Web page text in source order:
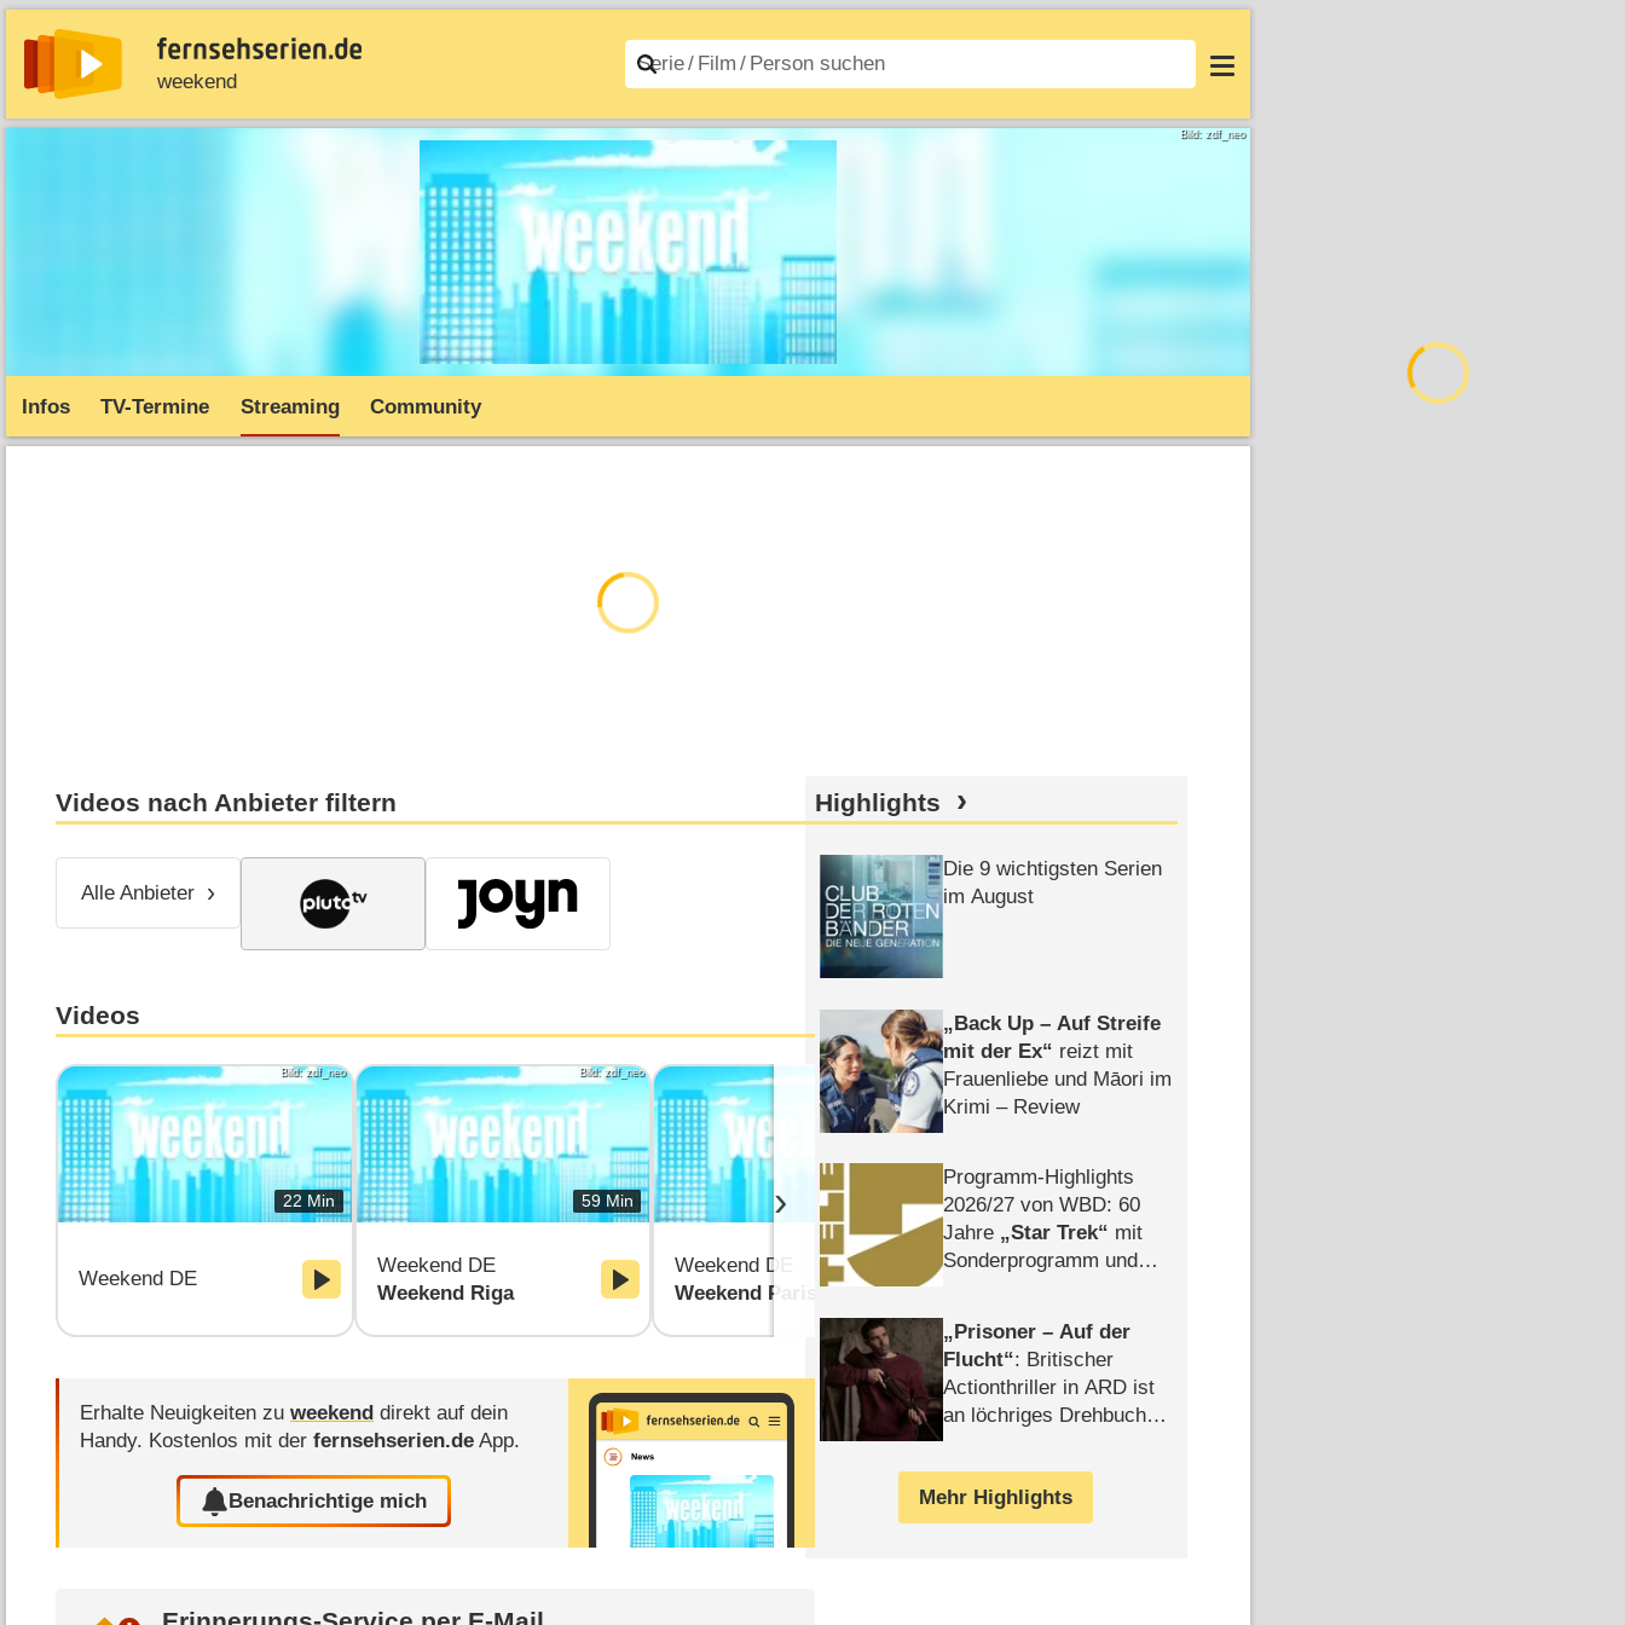
weekend
News Entdecken Streaming Filme A–Z Login
Bild: zdf_neo
Infos TV-Termine Streaming Community
Videos nach Anbieter filtern
Alle Anbieter
Videos
Bild: zdf_neo
22 Min
Weekend DE
Bild: zdf_neo
59 Min
Weekend DE
Weekend Riga
Bild: zdf_neo
59 Min
Weekend DE
Weekend Paris
Weekend DE
›
Erhalte Neuigkeiten zuweekend direkt auf dein
Handy. Kostenlos mit derfernsehserien.de App.
Benachrichtige mich
Highlights
Die 9 wichtigsten Serien
im August
Back Up – Auf Streife
mit der Ex
reizt mit
Frauenliebe und Māori im
Krimi – Review
Programm-Highlights
2026/​27 von WBD: 60
Jahre
Star Trek
mit
Sonderprogramm und
Prisoner – Auf der
Flucht : Britischer
Actionthriller in ARD ist
an löchriges Drehbuch
Mehr Highlights